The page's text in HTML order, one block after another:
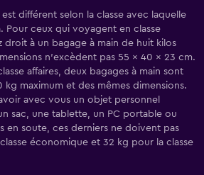
différent selon la classe avec laquelle
Pour ceux qui voyagent en classe
droit à un bagage à main de huit kilos
n'excèdent pas 55 x 40 x 23 cm.
affaires, deux bagages à main sont
kg maximum et des mêmes dimensions.
avec vous un objet personnel
sac, une tablette, un PC portable ou
en soute, ces derniers ne doivent pas
économique et 32 kg pour la classe